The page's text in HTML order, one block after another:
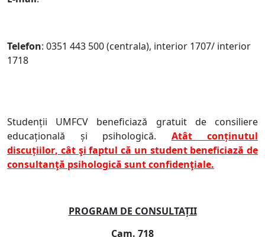
Telefon: 0351 443 500 (centrala), interior 1707/ interior
1718
Studenţii UMFCV beneficiază gratuit de consiliere
educaţională şi psihologică. Atât conţinutul
discuţiilor, cât şi faptul că un student beneficiază de
consultanţă psihologică sunt confidenţiale.
PROGRAM DE CONSULTAȚII
Cam. 718